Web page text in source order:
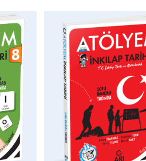
AddToCartAddToWishlist